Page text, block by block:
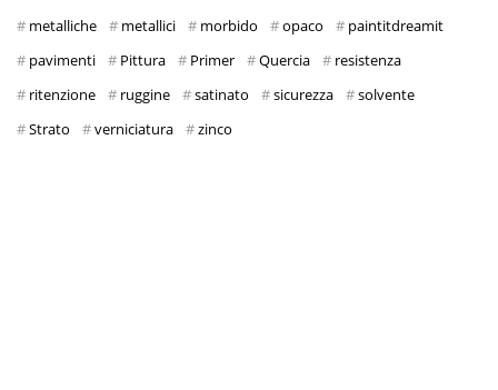
metalliche
metallici morbido opaco
paintitdreamit
pavimenti
Pittura Primer Quercia
resistenza
ritenzione
ruggine satinato sicurezza
solvente
Strato
verniciatura zinco